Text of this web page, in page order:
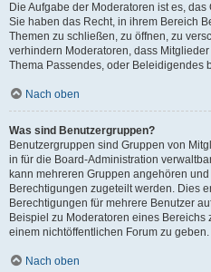
Die Aufgabe der Moderatoren ist es,
Sie haben das Recht, in ihrem Bereich
Themen zu schließen, zu öffnen, zu
verhindern Moderatoren, dass Mitglieder
Thema Passendes, oder Beleidigendes
Nach oben
Was sind Benutzergruppen?
Benutzergruppen sind Gruppen von
in für die Board-Administration
kann mehreren Gruppen angehören
Berechtigungen zugeteilt werden. Dies
Berechtigungen für mehrere Benutzer
Beispiel zu Moderatoren eines Bereichs
einem nichtöffentlichen Forum zu geben.
Nach oben